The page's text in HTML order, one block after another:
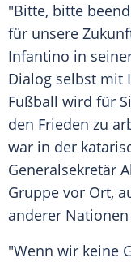
"Bitte, bitte
für unsere
Infantino in
Dialog selbst mit
Fußball wird für
den Frieden zu
war in der
Generalsekretär
Gruppe vor Ort,
anderer
"Wenn wir keine